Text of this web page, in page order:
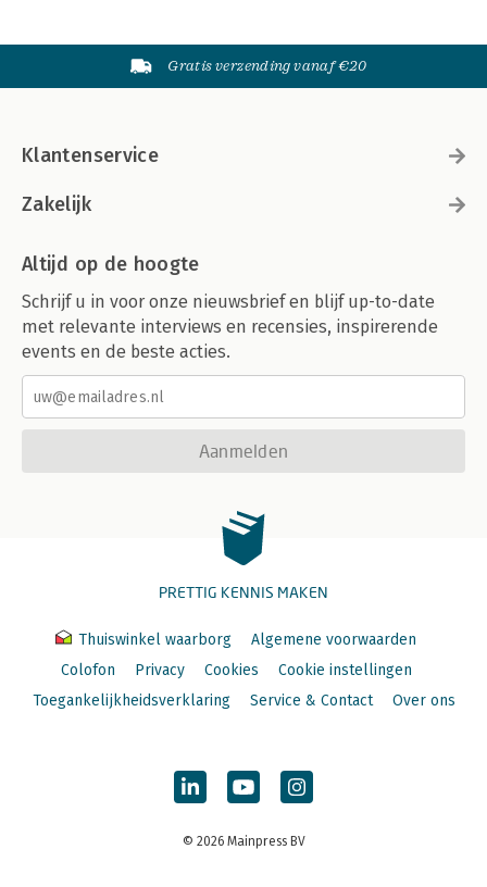
Gratis verzending vanaf €20
Klantenservice
Zakelijk
Altijd op de hoogte
Schrijf u in voor onze nieuwsbrief en blijf up-to-date
met relevante interviews en recensies, inspirerende
events en de beste acties.
Aanmelden
PRETTIG KENNIS MAKEN
Thuiswinkel waarborg
Algemene voorwaarden
Colofon
Privacy Cookies
Cookie instellingen
Toegankelijkheidsverklaring
Service & Contact Over ons
© 2026 Mainpress BV